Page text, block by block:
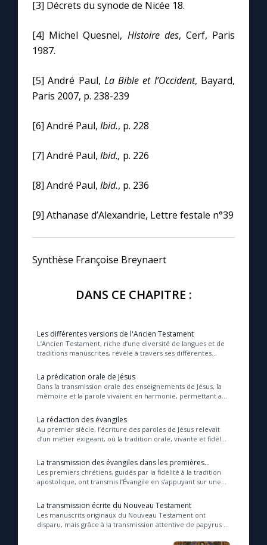
[3] Décrets du synode de Nicée 18.
[4] Michel Quesnel, Histoire des, Cerf, Paris
1987.
[5] André Paul, La Bible et l’Occident, Bayard,
Paris 2007, p. 238-239
[6] André Paul, Ibid., p. 228
[7] André Paul, Ibid., p. 226
[8] André Paul, Ibid., p. 236
[9] Athanase d’Alexandrie, Lettre festale n°39
Synthèse Françoise Breynaert
DANS CE CHAPITRE :
Les différentes versions de l'Ancien Testament
L’Ancien Testament, riche d’une diversité de langues et de
traditions manuscrites, révèle à travers ses différentes
La prédication orale de Jésus
Dans la transmission orale des enseignements de Jésus, la
mémoire et la parole vivaient en harmonie, permettant aux
La rédaction des évangiles
Au premier siècle, l’écriture des paroles de Jésus relevait
d’un métier exigeant, où la tradition orale, vivante et fidèle,
La transmission des évangiles dans les premières
communautés chrétiennes
Les premiers chrétiens, guidés par la fidélité à la tradition
apostolique, ont transmis l’Évangile en s’appuyant sur une
La transmission écrite du Nouveau Testament
Les manuscrits originaux du Nouveau Testament ont
disparu, mais grâce à la transmission attentive de papyrus et